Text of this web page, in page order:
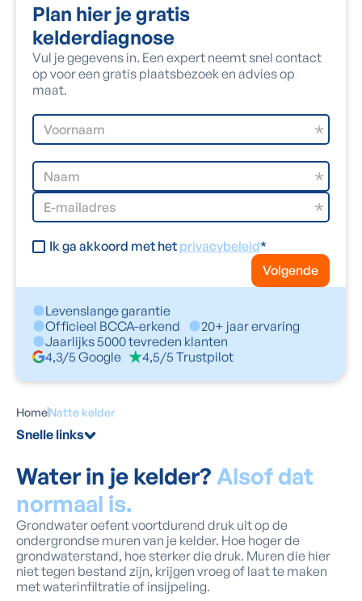
Plan hier je gratis
kelderdiagnose
Vul je gegevens in. Een expert neemt snel contact
op voor een gratis plaatsbezoek en advies op
maat.
Ik ga akkoord met het privacybeleid*
Volgende
Levenslange garantie
Officieel BCCA-erkend
20+ jaar ervaring
Jaarlijks 5000 tevreden klanten
4,3/5 Google
4,5/5 Trustpilot
HomeNatte kelder
Snelle links
Water in je kelder? Alsof dat
normaal is.
Grondwater oefent voortdurend druk uit op de
ondergrondse muren van je kelder. Hoe hoger de
grondwaterstand, hoe sterker die druk. Muren die hier
niet tegen bestand zijn, krijgen vroeg of laat te maken
met waterinfiltratie of insijpeling.